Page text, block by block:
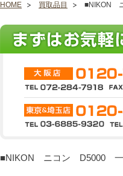
HOME 買取品目 ■NIKON
■NIKON ニコン D5000 一